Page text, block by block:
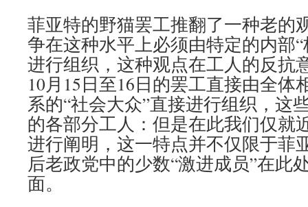
菲亚特的野猫罢工推翻了一种老的
争在这种水平上必须由特定的内部“
进行组织，这种观点在工人的反抗
10月15日至16日的罢工直接由全体
系的“社会大众”直接进行组织，这
的各部分工人：但是在此我们仅就
进行阐明，这一特点并不仅限于
后老政党中的少数“激进成员”在此
面。